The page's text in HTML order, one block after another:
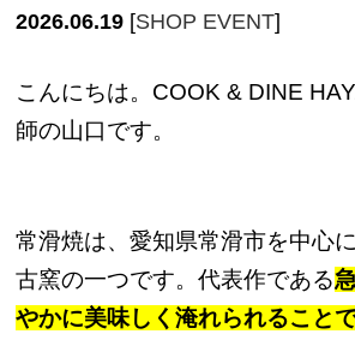
2026.06.19 [SHOP EVENT]
こんにちは。COOK & DINE
師の山口です。
常滑焼は、愛知県常滑市を中心
古窯の一つです。代表作である
やかに美味しく淹れられること